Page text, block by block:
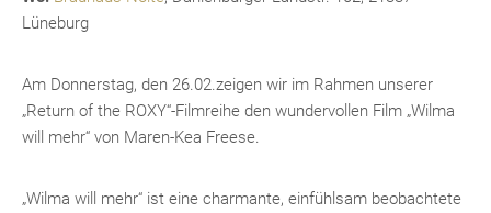
Lüneburg
Am Donnerstag, den 26.02.zeigen wir im Rahmen unserer
„Return of the ROXY“-Filmreihe den wundervollen Film „Wilma
will mehr“ von Maren-Kea Freese.
„Wilma will mehr“ ist eine charmante, einfühlsam beobachtete